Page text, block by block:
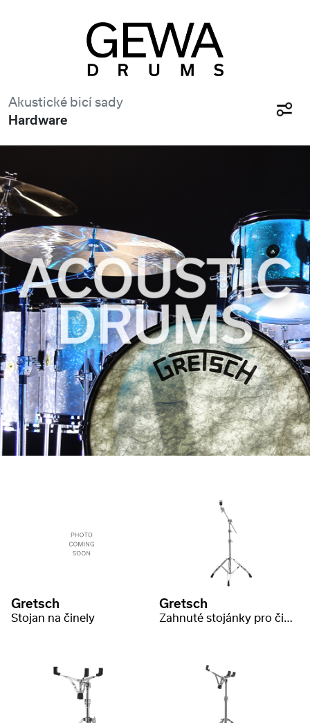
Akustické bicí sady
Hardware
Gretsch
Stojan na činely
Gretsch
Zahnuté stojánky pro činely